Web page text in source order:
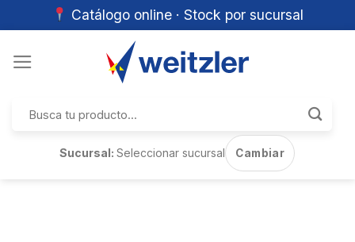
Catálogo online · Stock por sucursal
por:
Sucursal:Seleccionar sucursal Cambiar